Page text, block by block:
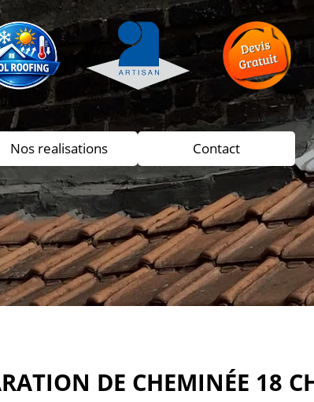
Nos realisations Contact
DE CHEMINÉE 18